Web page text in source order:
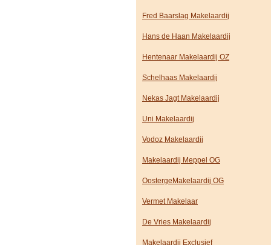
Fred Baarslag Makelaardij
Hans de Haan Makelaardij
Hentenaar Makelaardij OZ
Schelhaas Makelaardij
Nekas Jagt Makelaardij
Uni Makelaardij
Vodoz Makelaardij
Makelaardij Meppel OG
OostergeMakelaardij OG
Vermet Makelaar
De Vries Makelaardij
Makelaardij Exclusief